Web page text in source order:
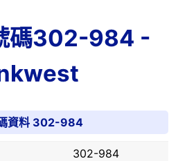
碼302-984 -
資料 302-984
302-984